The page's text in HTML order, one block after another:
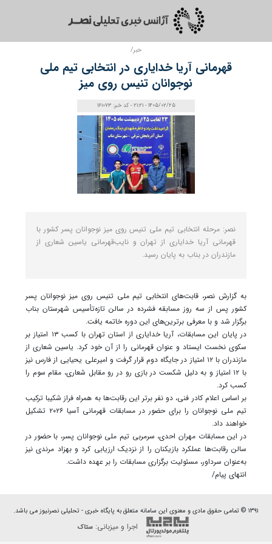
خبر/
قهرمانی آریا خدایاری در انتخابی تیم ملی
نوجوانان تنیس روی میز
1405/02/25 - 21:21 - کد خبر: 161073
نصر: مرحله انتخابی تیم ملی تنیس روی میز نوجوانان پسر کشور با
قهرمانی آریا خدایاری از تهران و نایب‌قهرمانی یاسین شعاری از
مازندران در بناب به پایان رسید.
به گزارش نصر، قابت‌های انتخابی تیم ملی تنیس روی میز نوجوانان پسر
کشور پس از سه روز مسابقه فشرده در سالن تازه‌تأسیس شهرستان بناب
برگزار شد و با معرفی برترین‌های این دوره خاتمه یافت.
در پایان این مسابقات، آریا خدایاری از استان تهران با کسب ۱۳ امتیاز بر
سکوی نخست ایستاد و عنوان قهرمانی را از آن خود کرد. یاسین شعاری از
مازندران با ۱۲ امتیاز در جایگاه دوم قرار گرفت و امیرعلی یحیایی از فارس نیز
با ۱۲ امتیاز و به دلیل شکست در بازی رو در رو مقابل شعاری، مقام سوم را
کسب کرد.
بر اساس اعلام کادر فنی، دو نفر برتر این رقابت‌ها به همراه فراز شکیبا ترکیب
تیم ملی نوجوانان را برای حضور در مسابقات قهرمانی آسیا ۲۰۲۶ تشکیل
خواهند داد.
در این مسابقات مهران احدی، سرمربی تیم ملی نوجوانان پسر، با حضور در
سالن رقابت‌ها عملکرد بازیکنان را از نزدیک ارزیابی کرد و بهزاد مرندی نیز
به‌عنوان سرداور، مسئولیت برگزاری مسابقات را بر عهده داشت.
انتهای پیام/
۱۳۹۱ © تمامی حقوق مادی و معنوی این سامانه متعلق به پایگاه خبری - تحلیلی نصرنیوز می باشد.
اجرا و میزبانی:ستاک